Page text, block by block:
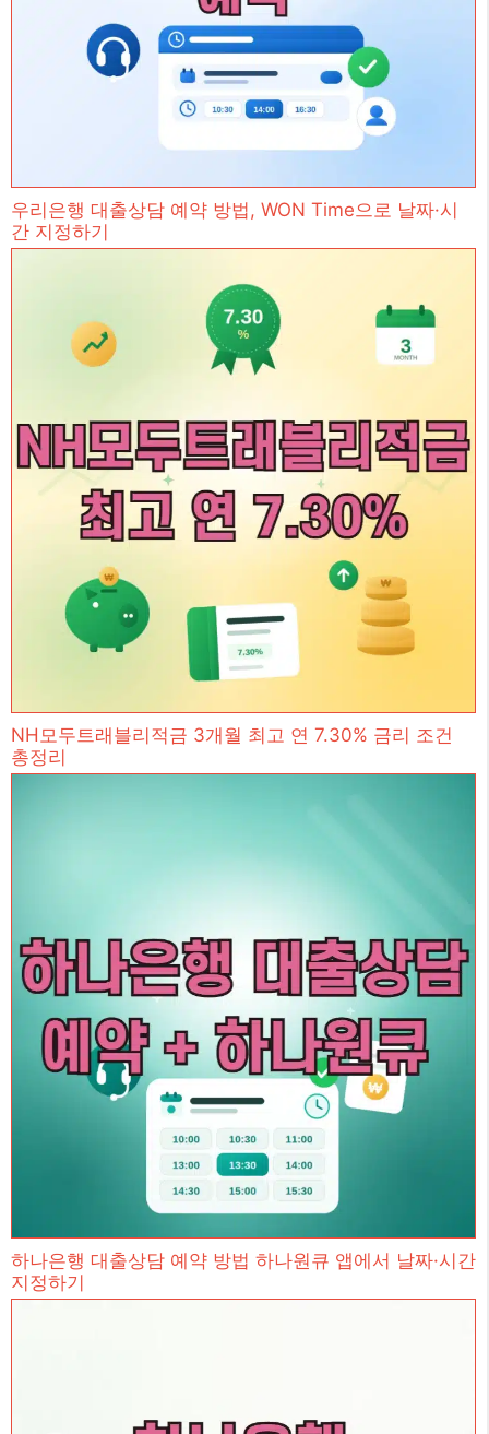
우리은행 대출상담 예약 방법, WON Time으로 날짜·시
간 지정하기
NH모두트래블리적금 3개월 최고 연 7.30% 금리 조건
총정리
하나은행 대출상담 예약 방법 하나원큐 앱에서 날짜·시간
지정하기